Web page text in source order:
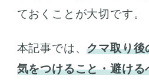
ておくことが大切です。
本記事では、クマ取り後
気をつけること・避け